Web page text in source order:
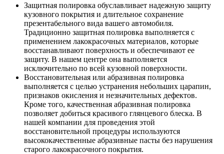
Защитная полировка обуславливает надежную защиту
кузовного покрытия и длительное сохранение
презентабельного вида вашего автомобиля.
Традиционно защитная полировка выполняется с
применением лакокрасочных материалов, которые
восстанавливают поверхность и обеспечивают ее
защиту. В нашем центре она выполняется
исключительно по всей кузовной поверхности.
Восстановительная или абразивная полировка
выполняется с целью устранения небольших царапин,
признаков окисления и незначительных дефектов.
Кроме того, качественная абразивная полировка
позволяет добиться красивого глянцевого блеска. В
нашей компании для проведения этой
восстановительной процедуры используются
высококачественные абразивные пасты без нарушения
старого лакокрасочного покрытия.